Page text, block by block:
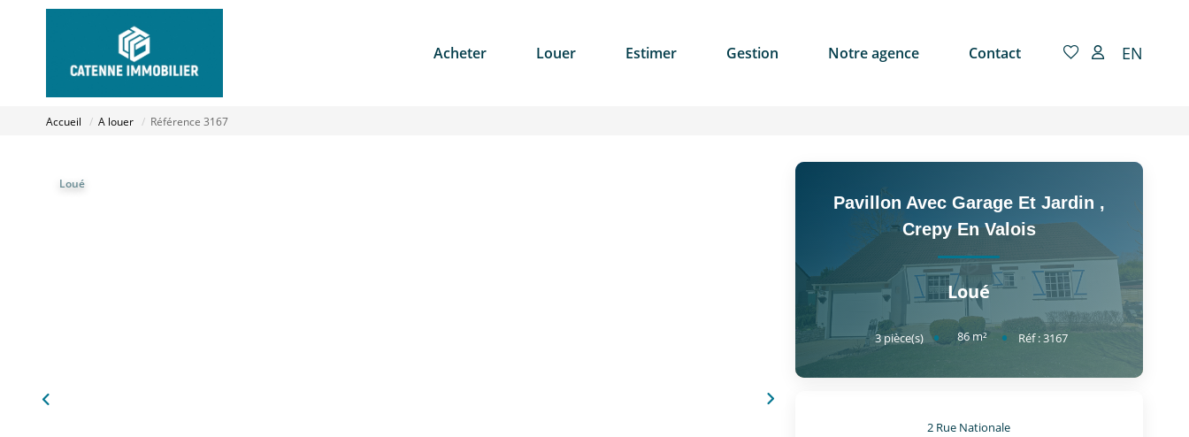
Acheter Louer Estimer Gestion Notre agence Contact EN
Accueil A louer Référence 3167
Loué
Pavillon Avec Garage Et Jardin ,
Crepy En Valois
Loué
3pièce(s) 86 m² Réf :3167
2 Rue Nationale